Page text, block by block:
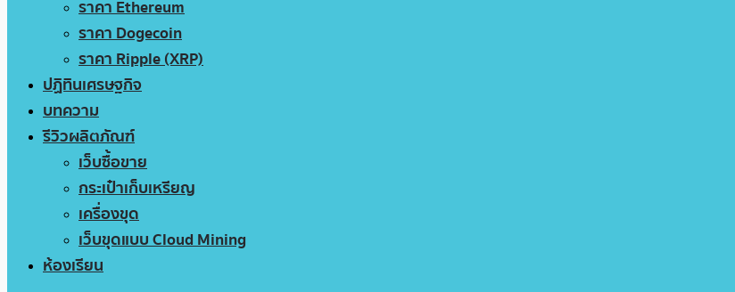
ราคา Ethereum
ราคา Dogecoin
ราคา Ripple (XRP)
ปฏิทินเศรษฐกิจ
บทความ
รีวิวผลิตภัณฑ์
เว็บซื้อขาย
กระเป๋าเก็บเหรียญ
เครื่องขุด
เว็บขุดแบบ Cloud Mining
ห้องเรียน